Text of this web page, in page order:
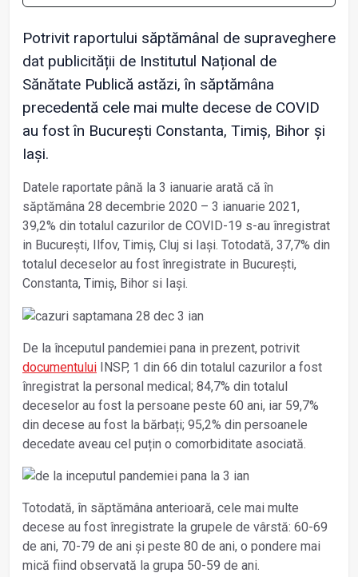
Potrivit raportului săptămânal de supraveghere
dat publicității de Institutul Național de
Sănătate Publică astăzi, în săptămâna
precedentă cele mai multe decese de COVID
au fost în București Constanta, Timiș, Bihor și
Iași.
Datele raportate până la 3 ianuarie arată că în
săptămâna 28 decembrie 2020 – 3 ianuarie 2021,
39,2% din totalul cazurilor de COVID-19 s-au înregistrat
in București, Ilfov, Timiș, Cluj si Iași. Totodată, 37,7% din
totalul deceselor au fost înregistrate in București,
Constanta, Timiș, Bihor si Iași.
De la începutul pandemiei pana in prezent, potrivit
documentului INSP, 1 din 66 din totalul cazurilor a fost
înregistrat la personal medical; 84,7% din totalul
deceselor au fost la persoane peste 60 ani, iar 59,7%
din decese au fost la bărbați; 95,2% din persoanele
decedate aveau cel puțin o comorbiditate asociată.
Totodată, în săptămâna anterioară, cele mai multe
decese au fost înregistrate la grupele de vârstă: 60-69
de ani, 70-79 de ani și peste 80 de ani, o pondere mai
mică fiind observată la grupa 50-59 de ani.